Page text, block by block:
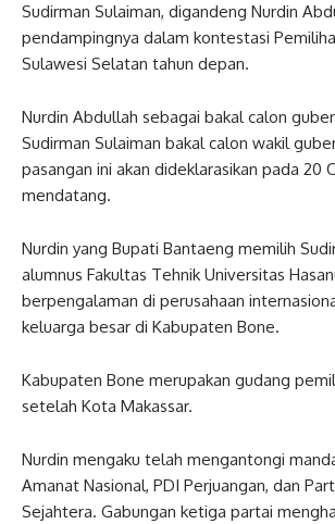
Sudirman Sulaiman, digandeng Nurdin
pendampingnya dalam kontestasi
Sulawesi Selatan tahun depan.
Nurdin Abdullah sebagai bakal calon
Sudirman Sulaiman bakal calon wakil
pasangan ini akan dideklarasikan pada 20
mendatang.
Nurdin yang Bupati Bantaeng memilih
alumnus Fakultas Tehnik Universitas
berpengalaman di perusahaan
keluarga besar di Kabupaten Bone.
Kabupaten Bone merupakan gudang
setelah Kota Makassar.
Nurdin mengaku telah mengantongi
Amanat Nasional, PDI Perjuangan, dan
Sejahtera. Gabungan ketiga partai